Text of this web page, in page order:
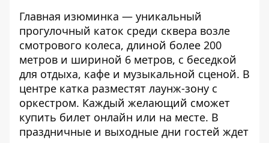
Главная изюминка — уникальный
прогулочный каток среди сквера возле
смотрового колеса, длиной более 200
метров и шириной 6 метров, с беседкой
для отдыха, кафе и музыкальной сценой. В
центре катка разместят лаунж-зону с
оркестром. Каждый желающий сможет
купить билет онлайн или на месте. В
праздничные и выходные дни гостей ждет